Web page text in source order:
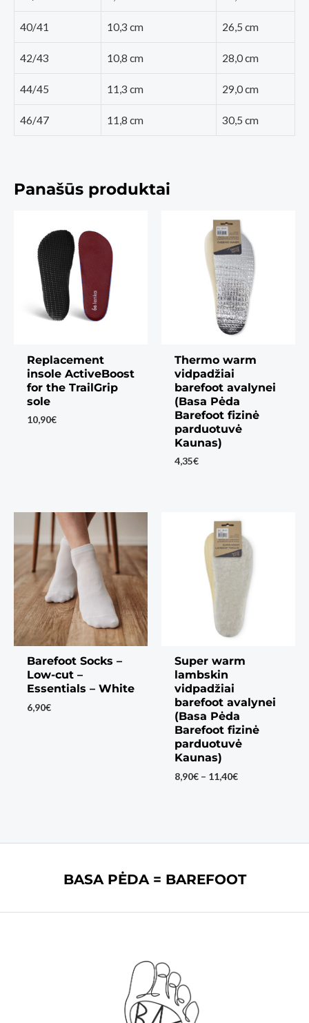
40/41 10,3 cm 26,5 cm
42/43 10,8 cm 28,0 cm
44/45 11,3 cm 29,0 cm
46/47 11,8 cm 30,5 cm
Panašūs produktai
Replacement
insole ActiveBoost
for the TrailGrip
sole
10,90€
Thermo warm
vidpadžiai
barefoot avalynei
(Basa Pėda
Barefoot fizinė
parduotuvė
Kaunas)
4,35€
Barefoot Socks –
Low-cut –
Essentials – White
6,90€
Super warm
lambskin
vidpadžiai
barefoot avalynei
(Basa Pėda
Barefoot fizinė
parduotuvė
Kaunas)
8,90€ – 11,40€Price
BASA PĖDA = BAREFOOT